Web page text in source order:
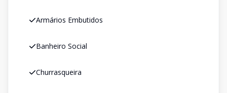
Armários Embutidos
Banheiro Social
Churrasqueira